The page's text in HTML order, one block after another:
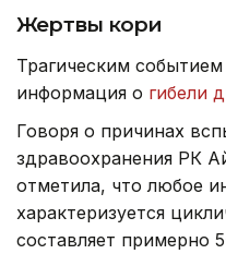
Жертвы кори
Трагическим
информация о гибели
Говоря о причинах
здравоохранения РК
отметила, что любое
характеризуется
составляет примерно